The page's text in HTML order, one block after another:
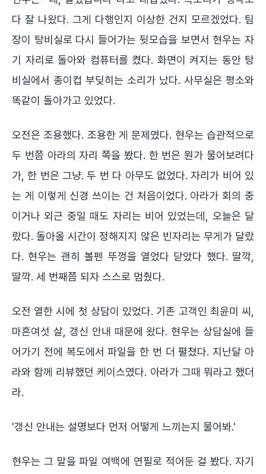
다 잘 나왔다. 그게 다행인지 이상한 건지 모르겠었다. 팀
장이 탕비실로 다시 들어가는 뒷모습을 보면서 현우는 자
기 자리로 돌아와 컴퓨터를 켰다. 화면이 켜지는 동안 탕
비실에서 종이컵 부딪히는 소리가 났다. 사무실은 평소와
똑같이 돌아가고 있었다.
오전은 조용했다. 조용한 게 문제였다. 현우는 습관적으로
두 번쯤 아라의 자리 쪽을 봤다. 한 번은 뭔가 물어보려다
가, 한 번은 그냥. 두 번 다 아무도 없었다. 자리가 비어 있
는 게 이렇게 신경 쓰이는 건 처음이었다. 아라가 회의 중
이거나 외근 중일 때도 자리는 비어 있었는데, 오늘은 달
랐다. 돌아올 시간이 정해지지 않은 빈자리는 무게가 달랐
다. 현우는 괜히 볼펜 뚜껑을 열었다 닫았다 했다. 딸깍,
딸깍. 세 번째쯤 되자 스스로 멈췄다.
오전 열한 시에 첫 상담이 있었다. 기존 고객인 최윤미 씨,
마흔여섯 살, 갱신 안내 때문에 왔다. 현우는 상담실에 들
어가기 전에 복도에서 파일을 한 번 더 펼쳤다. 지난달 아
라와 함께 리뷰했던 케이스였다. 아라가 그때 뭐라고 했더
라.
'갱신 안내는 설명보다 먼저 어떻게 느끼는지 물어봐.'
현우는 그 말을 파일 여백에 연필로 적어둔 걸 봤다. 자기